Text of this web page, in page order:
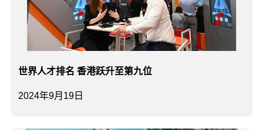
2024年9月19日
世界人才排名 香港跃升至第九位